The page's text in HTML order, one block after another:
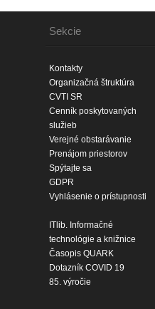
Sekcie
Kontakty
Organizačná štruktúra
CVTI SR
Cenník poskytovaných
služieb
Verejné obstarávanie
Prenájom priestorov
Spýtajte sa
GDPR
Vyhlásenie o prístupnosti
ITlib. Informačné
technológie a knižnice
Časopis QUARK
Dotazník COVID 19
85. výročie